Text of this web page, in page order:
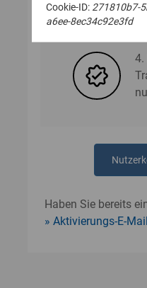
3.
4.
Haben Sie bereits
Aktivierungs-E-
Cookie-ID: 271810b7-
a6ee-8ec34c92e3fd